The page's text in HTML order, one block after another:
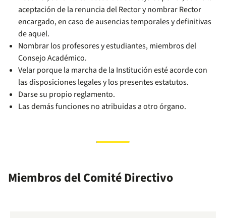
aceptación de la renuncia del Rector y nombrar Rector
encargado, en caso de ausencias temporales y definitivas
de aquel.
Nombrar los profesores y estudiantes, miembros del
Consejo Académico.
Velar porque la marcha de la Institución esté acorde con
las disposiciones legales y los presentes estatutos.
Darse su propio reglamento.
Las demás funciones no atribuidas a otro órgano.
Miembros del Comité Directivo